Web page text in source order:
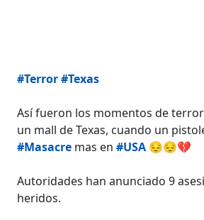
#Terror#Texas
Así fueron los momentos de
un mall de Texas, cuando un
#Masacre mas en#USA 😔😔💔
Autoridades han anunciado 9
heridos.